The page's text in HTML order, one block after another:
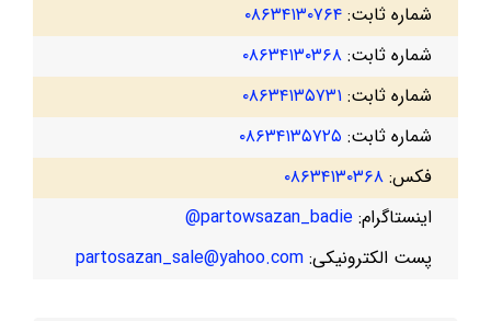
شماره ثابت: ۰۸۶۳۴۱۳۰۷۶۴
شماره ثابت: ۰۸۶۳۴۱۳۰۳۶۸
شماره ثابت: ۰۸۶۳۴۱۳۵۷۳۱
شماره ثابت: ۰۸۶۳۴۱۳۵۷۲۵
فکس: ۰۸۶۳۴۱۳۰۳۶۸
اینستاگرام: partowsazan_badie@
پست الکترونیکی: partosazan_sale@yahoo.com